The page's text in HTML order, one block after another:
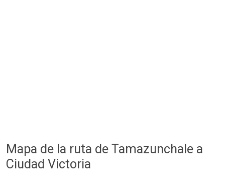
Mapa de la ruta de Tamazunchale a
Ciudad Victoria